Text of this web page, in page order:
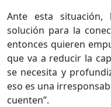
Ante esta situación,
solución para la
entonces quieren
que va a reducir la
se necesita y
eso es una
cuenten”.